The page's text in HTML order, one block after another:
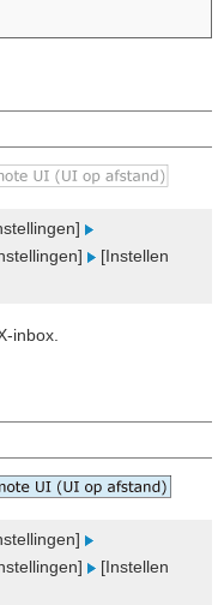
[Instellen
inbox.
[Instellen